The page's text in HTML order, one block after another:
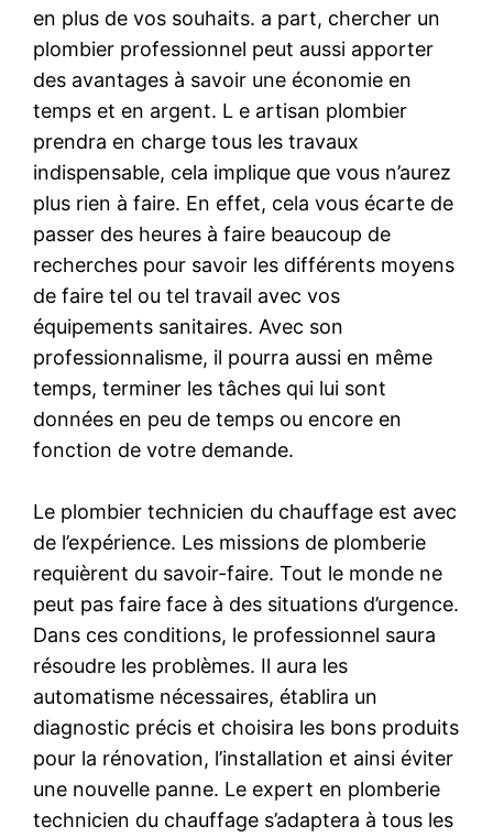
en plus de vos souhaits. a part, chercher un
plombier professionnel peut aussi apporter
des avantages à savoir une économie en
temps et en argent. L e artisan plombier
prendra en charge tous les travaux
indispensable, cela implique que vous n’aurez
plus rien à faire. En effet, cela vous écarte de
passer des heures à faire beaucoup de
recherches pour savoir les différents moyens
de faire tel ou tel travail avec vos
équipements sanitaires. Avec son
professionnalisme, il pourra aussi en même
temps, terminer les tâches qui lui sont
données en peu de temps ou encore en
fonction de votre demande.
Le plombier technicien du chauffage est avec
de l’expérience. Les missions de plomberie
requièrent du savoir-faire. Tout le monde ne
peut pas faire face à des situations d’urgence.
Dans ces conditions, le professionnel saura
résoudre les problèmes. Il aura les
automatisme nécessaires, établira un
diagnostic précis et choisira les bons produits
pour la rénovation, l’installation et ainsi éviter
une nouvelle panne. Le expert en plomberie
technicien du chauffage s’adaptera à tous les